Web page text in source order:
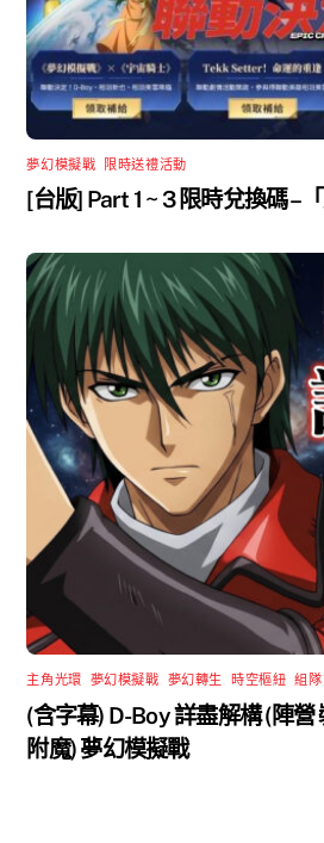
夢幻模擬戰 限時送禮活動
[台版] Part 1 ~ 3 限時兌換碼 –
主角光環 夢幻模擬戰 夢幻轉生 時空樞紐 ,組
(含字幕) D-Boy 詳盡解構 (陣營
附魔) 夢幻模擬戰